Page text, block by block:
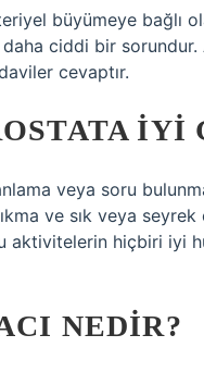
büyümeye bağlı
ciddi bir
cevaptır.
IYI
veya soru
ve sık veya
aktivitelerin hiçbiri iyi
NEDIR?